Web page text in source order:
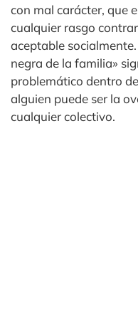
con mal carácter, que
cualquier rasgo
aceptable
negra de la familia»
problemático dentro
alguien puede ser la
cualquier colectivo.